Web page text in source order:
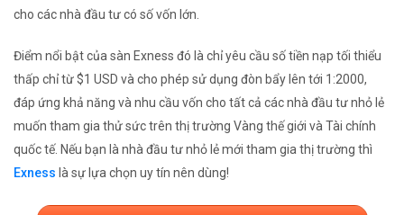
cho các nhà đầu tư có số vốn lớn.
Điểm nổi bật của sàn Exness đó là chỉ yêu cầu số tiền nạp tối thiểu
thấp chỉ từ $1 USD và cho phép sử dụng đòn bẩy lên tới 1:2000,
đáp ứng khả năng và nhu cầu vốn cho tất cả các nhà đầu tư nhỏ lẻ
muốn tham gia thử sức trên thị trường Vàng thế giới và Tài chính
quốc tế. Nếu bạn là nhà đầu tư nhỏ lẻ mới tham gia thị trường thì
Exness là sự lựa chọn uy tín nên dùng!